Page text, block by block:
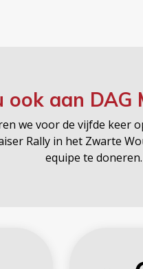
ook aan DAG
we voor de vijfde keer
Rally in het Zwarte
equipe te doneren.